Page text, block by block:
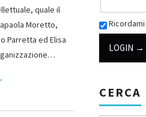
quale il
Moretto,
Parretta ed Elisa
Ricordami
CERCA